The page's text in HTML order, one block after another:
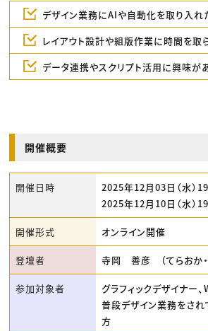
デザイン業務にAIや自動化を取り入れ
レイアウト設計や組版作業に時間を取
データ連携やスクリプト活用に興味が
開催概要
開催日時
2025年12月03日（水）
2025年12月10日（水）
開催形式 オンライン開催
登壇者 寺岡 善彦 （てらおか・
参加対象者
グラフィックデザイナー
普段デザイン業務をされ
方